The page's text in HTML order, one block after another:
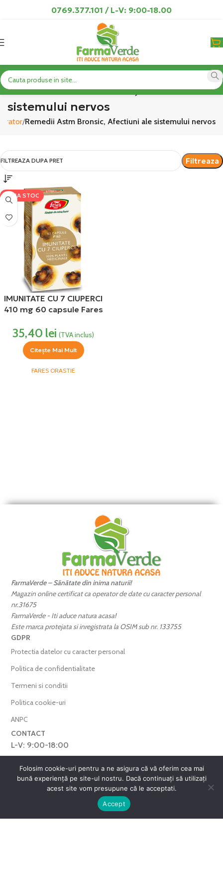
0769.377.101 / L-V: 9:00-18.00
Remedii Astm Bronsic, Afectiuni ale
sistemului nervos
Remedii Astm Bronsic, Afectiuni ale sistemului nervos
FILTREAZA DUPA PRET Filtreaza
LIPSA STOC
IMUNITATE CU 7 CIUPERCI
410 mg 60 capsule Fares
35,40 lei (TVA inclus)
Citește Mai Mult
FARES ORASTIE
FarmaVerde – Sănătate din inima naturii!
Magazin online certificat ca operator de date cu caracter personal
nr.31675
FarmaVerde - Iti aduce natura acasa!
Este marca protejata si inregistrata la OSIM sub nr. 133755
GDPR
Protectia datelor cu caracter personal
Politica de confidentialitate
Termeni si conditii
Politica cookie-uri
ANPC
CONTACT
L-V: 9:00-18:00
0769.377.101
farmaverdero@yahoo.com
WhatsApp
Folosim cookie-uri pentru a ne asigura că vă oferim cea mai
bună experiență pe site-ul nostru. Dacă continuați să utilizați
acest site vom presupune că le acceptati.
Accept